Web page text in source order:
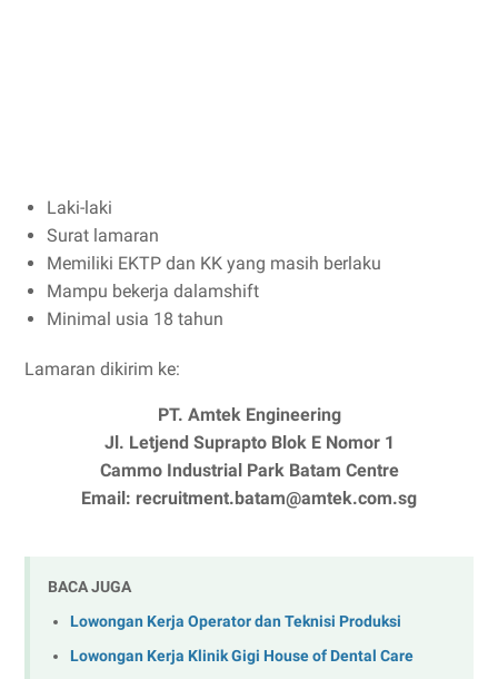
Laki-laki
Surat lamaran
Memiliki EKTP dan KK yang masih berlaku
Mampu bekerja dalamshift
Minimal usia 18 tahun
Lamaran dikirim ke:
PT. Amtek Engineering
Jl. Letjend Suprapto Blok E Nomor 1
Cammo Industrial Park Batam Centre
Email: recruitment.batam@amtek.com.sg
BACA JUGA
Lowongan Kerja Operator dan Teknisi Produksi
Lowongan Kerja Klinik Gigi House of Dental Care